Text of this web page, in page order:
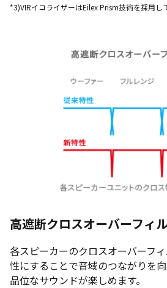
*3)VIRイコライザーはEilex Prism技術を採用し
高遮断クロスオーバーフィ
各スピーカーのクロスオーバーフ
性にすることで音域のつながりを
品位なサウンドが楽しめます。